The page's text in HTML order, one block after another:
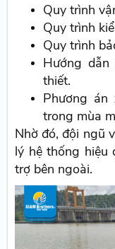
Quy trình
Quy trình
Quy trình
Hướng
thiết.
Phương
trong mùa
Nhờ đó, đội ngũ
lý hệ thống hiệu
trợ bên ngoài.